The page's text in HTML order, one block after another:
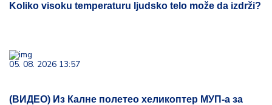
Koliko visoku temperaturu ljudsko telo može da izdrži?
05. 08. 2026 13:57
(ВИДЕО) Из Калне полетео хеликоптер МУП-а за